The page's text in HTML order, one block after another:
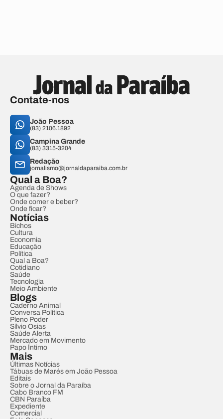
Contate-nos
João Pessoa
(83) 2106.1892
Campina Grande
(83) 3315-3204
Redação
jornalismo@jornaldaparaiba.com.br
Qual a Boa?
Agenda de Shows
O que fazer?
Onde comer e beber?
Onde ficar?
Notícias
Bichos
Cultura
Economia
Educação
Política
Qual a Boa?
Cotidiano
Saúde
Tecnologia
Meio Ambiente
Blogs
Caderno Animal
Conversa Política
Pleno Poder
Sílvio Osias
Saúde Alerta
Mercado em Movimento
Papo Íntimo
Mais
Últimas Notícias
Tábuas de Marés em João Pessoa
Editais
Sobre o Jornal da Paraíba
Cabo Branco FM
CBN Paraíba
Expediente
Comercial